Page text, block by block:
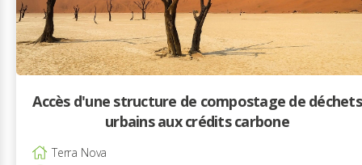
Accès d'une structure de compostage de déchets
urbains aux crédits carbone
Terra Nova